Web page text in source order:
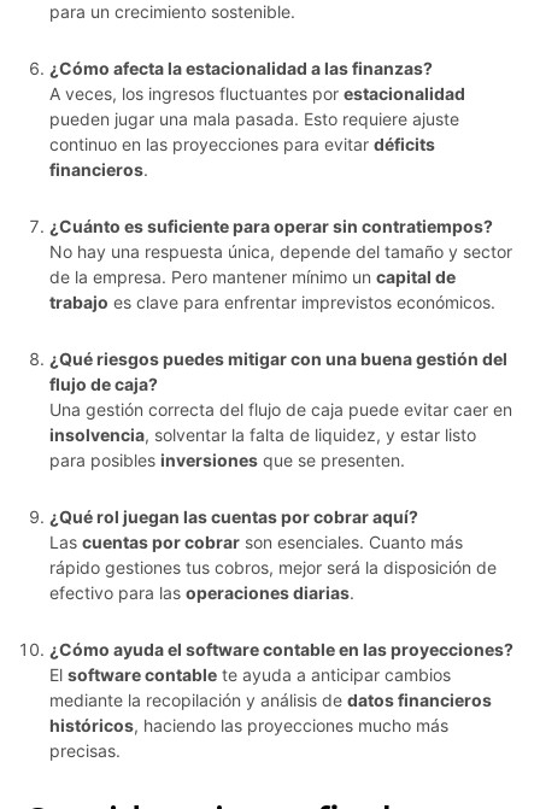
para un crecimiento sostenible.
¿Cómo afecta la estacionalidad a las finanzas?
A veces, los ingresos fluctuantes por estacionalidad
pueden jugar una mala pasada. Esto requiere ajuste
continuo en las proyecciones para evitar déficits
financieros.
¿Cuánto es suficiente para operar sin contratiempos?
No hay una respuesta única, depende del tamaño y sector
de la empresa. Pero mantener mínimo un capital de
trabajo es clave para enfrentar imprevistos económicos.
¿Qué riesgos puedes mitigar con una buena gestión del
flujo de caja?
Una gestión correcta del flujo de caja puede evitar caer en
insolvencia, solventar la falta de liquidez, y estar listo
para posibles inversiones que se presenten.
¿Qué rol juegan las cuentas por cobrar aquí?
Las cuentas por cobrar son esenciales. Cuanto más
rápido gestiones tus cobros, mejor será la disposición de
efectivo para las operaciones diarias.
¿Cómo ayuda el software contable en las proyecciones?
El software contable te ayuda a anticipar cambios
mediante la recopilación y análisis de datos financieros
históricos, haciendo las proyecciones mucho más
precisas.